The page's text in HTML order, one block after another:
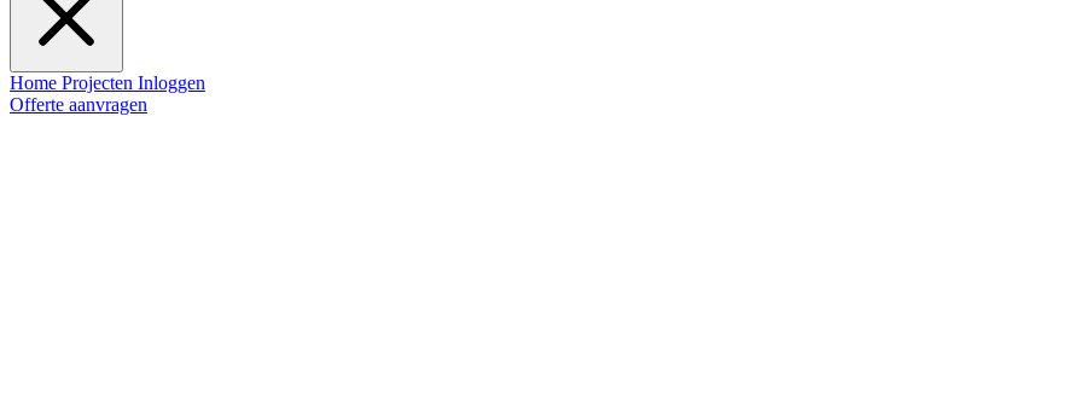
Home Projecten Inloggen
Offerte aanvragen